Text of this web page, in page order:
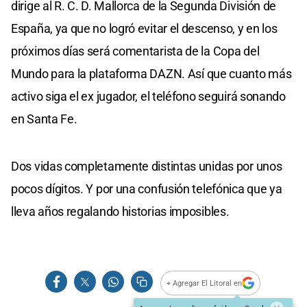
dirige al R. C. D. Mallorca de la Segunda División de
España, ya que no logró evitar el descenso, y en los
próximos días será comentarista de la Copa del
Mundo para la plataforma DAZN. Así que cuanto más
activo siga el ex jugador, el teléfono seguirá sonando
en Santa Fe.
Dos vidas completamente distintas unidas por unos
pocos dígitos. Y por una confusión telefónica que ya
lleva años regalando historias imposibles.
+ Agregar El Litoral en